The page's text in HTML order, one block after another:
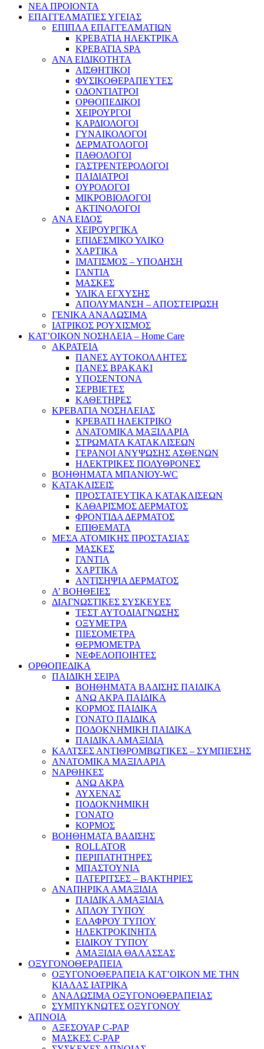
ΝΕΑ ΠΡΟΙΟΝΤΑ
ΕΠΑΓΓΕΛΜΑΤΙΕΣ ΥΓΕΙΑΣ
ΕΠΙΠΛΑ ΕΠΑΓΓΕΛΜΑΤΙΩΝ
ΚΡΕΒΑΤΙΑ ΗΛΕΚΤΡΙΚΑ
ΚΡΕΒΑΤΙΑ SPA
ΑΝΑ ΕΙΔΙΚΟΤΗΤΑ
ΑΙΣΘΗΤΙΚΟΙ
ΦΥΣΙΚΟΘΕΡΑΠΕΥΤΕΣ
ΟΔΟΝΤΙΑΤΡΟΙ
ΟΡΘΟΠΕΔΙΚΟΙ
ΧΕΙΡΟΥΡΓΟΙ
ΚΑΡΔΙΟΛΟΓΟΙ
ΓΥΝΑΙΚΟΛΟΓΟΙ
ΔΕΡΜΑΤΟΛΟΓΟΙ
ΠΑΘΟΛΟΓΟΙ
ΓΑΣΤΡΕΝΤΕΡΟΛΟΓΟΙ
ΠΑΙΔΙΑΤΡΟΙ
ΟΥΡΟΛΟΓΟΙ
ΜΙΚΡΟΒΙΟΛΟΓΟΙ
ΑΚΤΙΝΟΛΟΓΟΙ
ΑΝΑ ΕΙΔΟΣ
ΧΕΙΡΟΥΡΓΙΚΑ
ΕΠΙΔΕΣΜΙΚΟ ΥΛΙΚΟ
ΧΑΡΤΙΚΑ
ΙΜΑΤΙΣΜΟΣ – ΥΠΟΔΗΣΗ
ΓΑΝΤΙΑ
ΜΑΣΚΕΣ
ΥΛΙΚΑ ΕΓΧΥΣΗΣ
ΑΠΟΛΥΜΑΝΣΗ – ΑΠΟΣΤΕΙΡΩΣΗ
ΓΕΝΙΚΑ ΑΝΑΛΩΣΙΜΑ
ΙΑΤΡΙΚΟΣ ΡΟΥΧΙΣΜΟΣ
ΚΑΤ’ΟΙΚΟΝ ΝΟΣΗΛΕΙΑ – Home Care
ΑΚΡΑΤΕΙΑ
ΠΑΝΕΣ ΑΥΤΟΚΟΛΛΗΤΕΣ
ΠΑΝΕΣ ΒΡΑΚΑΚΙ
ΥΠΟΣΕΝΤΟΝΑ
ΣΕΡΒΙΕΤΕΣ
ΚΑΘΕΤΗΡΕΣ
ΚΡΕΒΑΤΙΑ ΝΟΣΗΛΕΙΑΣ
ΚΡΕΒΑΤΙ ΗΛΕΚΤΡΙΚΟ
ΑΝΑΤΟΜΙΚΑ ΜΑΞΙΛΑΡΙΑ
ΣΤΡΩΜΑΤΑ ΚΑΤΑΚΛΙΣΕΩΝ
ΓΕΡΑΝΟΙ ΑΝΥΨΩΣΗΣ ΑΣΘΕΝΩΝ
ΗΛΕΚΤΡΙΚΕΣ ΠΟΛΥΘΡΟΝΕΣ
ΒΟΗΘΗΜΑΤΑ ΜΠΑΝΙΟΥ-WC
ΚΑΤΑΚΛΙΣΕΙΣ
ΠΡΟΣΤΑΤΕΥΤΙΚΑ ΚΑΤΑΚΛΙΣΕΩΝ
ΚΑΘΑΡΙΣΜΟΣ ΔΕΡΜΑΤΟΣ
ΦΡΟΝΤΙΔΑ ΔΕΡΜΑΤΟΣ
ΕΠΙΘΕΜΑΤΑ
ΜΕΣΑ ΑΤΟΜΙΚΗΣ ΠΡΟΣΤΑΣΙΑΣ
ΜΑΣΚΕΣ
ΓΑΝΤΙΑ
ΧΑΡΤΙΚΑ
ΑΝΤΙΣΗΨΙΑ ΔΕΡΜΑΤΟΣ
Α’ ΒΟΗΘΕΙΕΣ
ΔΙΑΓΝΩΣΤΙΚΕΣ ΣΥΣΚΕΥΕΣ
ΤΕΣΤ ΑΥΤΟΔΙΑΓΝΩΣΗΣ
ΟΞΥΜΕΤΡΑ
ΠΙΕΣΟΜΕΤΡΑ
ΘΕΡΜΟΜΕΤΡΑ
ΝΕΦΕΛΟΠΟΙΗΤΕΣ
ΟΡΘΟΠΕΔΙΚΑ
ΠΑΙΔΙΚΗ ΣΕΙΡΑ
ΒΟΗΘΗΜΑΤΑ ΒΑΔΙΣΗΣ ΠΑΙΔΙΚΑ
ΑΝΩ ΑΚΡΑ ΠΑΙΔΙΚΑ
ΚΟΡΜΟΣ ΠΑΙΔΙΚΑ
ΓΟΝΑΤΟ ΠΑΙΔΙΚΑ
ΠΟΔΟΚΝΗΜΙΚΗ ΠΑΙΔΙΚΑ
ΠΑΙΔΙΚΑ ΑΜΑΞΙΔΙΑ
ΚΑΛΤΣΕΣ ΑΝΤΙΘΡΟΜΒΩΤΙΚΕΣ – ΣΥΜΠΙΕΣΗΣ
ΑΝΑΤΟΜΙΚΑ ΜΑΞΙΛΑΡΙΑ
ΝΑΡΘΗΚΕΣ
ΑΝΩ ΑΚΡΑ
ΑΥΧΕΝΑΣ
ΠΟΔΟΚΝΗΜΙΚΗ
ΓΟΝΑΤΟ
ΚΟΡΜΟΣ
ΒΟΗΘΗΜΑΤΑ ΒΑΔΙΣΗΣ
ROLLATOR
ΠΕΡΙΠΑΤΗΤΗΡΕΣ
ΜΠΑΣΤΟΥΝΙΑ
ΠΑΤΕΡΙΤΣΕΣ – ΒΑΚΤΗΡΙΕΣ
ΑΝΑΠΗΡΙΚΑ ΑΜΑΞΙΔΙΑ
ΠΑΙΔΙΚΑ ΑΜΑΞΙΔΙΑ
ΑΠΛΟΥ ΤΥΠΟΥ
ΕΛΑΦΡΟΥ ΤΥΠΟΥ
ΗΛΕΚΤΡΟΚΙΝΗΤΑ
ΕΙΔΙΚΟΥ ΤΥΠΟΥ
ΑΜΑΞΙΔΙΑ ΘΑΛΑΣΣΑΣ
ΟΞΥΓΟΝΟΘΕΡΑΠΕΙΑ
ΟΞΥΓΟΝΟΘΕΡΑΠΕΙΑ ΚΑΤ’ΟΙΚΟΝ ΜΕ ΤΗΝ
ΚΙΑΛΑΣ ΙΑΤΡΙΚΑ
ΑΝΑΛΩΣΙΜΑ ΟΞΥΓΟΝΟΘΕΡΑΠΕΙΑΣ
ΣΥΜΠΥΚΝΩΤΕΣ ΟΞΥΓΟΝΟΥ
ΆΠΝΟΙΑ
ΑΞΕΣΟΥΑΡ C-PAP
ΜΑΣΚΕΣ C-PAP